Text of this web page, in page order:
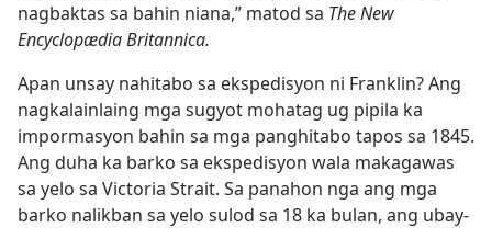
nagbaktas sa bahin niana,” matod sa The New
Encyclopædia Britannica.
Apan unsay nahitabo sa ekspedisyon ni Franklin? Ang
nagkalainlaing mga sugyot mohatag ug pipila ka
impormasyon bahin sa mga panghitabo tapos sa 1845.
Ang duha ka barko sa ekspedisyon wala makagawas
sa yelo sa Victoria Strait. Sa panahon nga ang mga
barko nalikban sa yelo sulod sa 18 ka bulan, ang ubay-